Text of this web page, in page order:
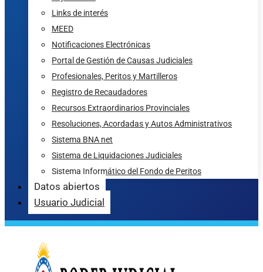
Links de interés
MEED
Notificaciones Electrónicas
Portal de Gestión de Causas Judiciales
Profesionales, Peritos y Martilleros
Registro de Recaudadores
Recursos Extraordinarios Provinciales
Resoluciones, Acordadas y Autos Administrativos
Sistema BNA net
Sistema de Liquidaciones Judiciales
Sistema Informático del Fondo de Peritos
Datos abiertos
Usuario Judicial